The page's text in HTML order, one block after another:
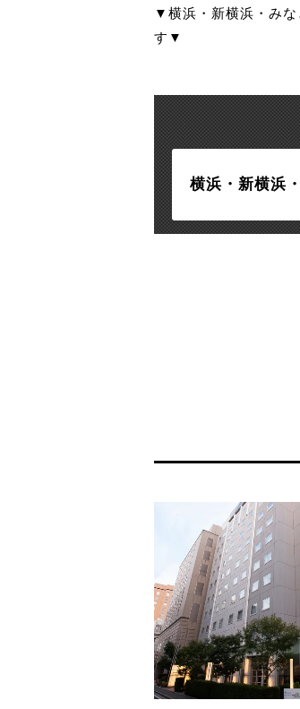
▼横浜・新横浜・みな
す▼
横浜・新横浜